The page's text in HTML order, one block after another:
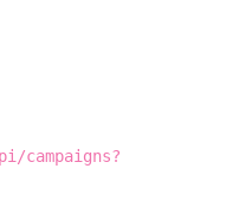
campaigns?